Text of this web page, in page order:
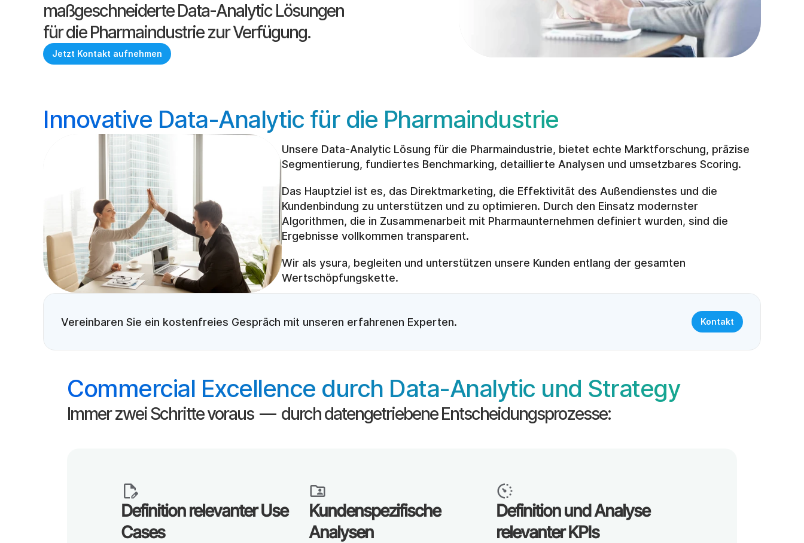
maßgeschneiderte Data-Analytic Lösungen
für die Pharmaindustrie zur Verfügung.
Jetzt Kontakt aufnehmen
Innovative Data-Analytic für die Pharmaindustrie
Unsere Data-Analytic Lösung für die Pharmaindustrie, bietet echte Marktforschung, präzise
Segmentierung, fundiertes Benchmarking, detaillierte Analysen und umsetzbares Scoring.
Das Hauptziel ist es, das Direktmarketing, die Effektivität des Außendienstes und die
Kundenbindung zu unterstützen und zu optimieren. Durch den Einsatz modernster
Algorithmen, die in Zusammenarbeit mit Pharmaunternehmen definiert wurden, sind die
Ergebnisse vollkommen transparent.
Wir als ysura, begleiten und unterstützen unsere Kunden entlang der gesamten
Wertschöpfungskette.
Vereinbaren Sie ein kostenfreies Gespräch mit unseren erfahrenen Experten. Kontakt
Commercial Excellence durch Data-Analytic und Strategy
Immer zwei Schritte voraus  —  durch datengetriebene Entscheidungsprozesse:
Definition relevanter Use
Cases
Kundenspezifische
Analysen
Definition und Analyse
relevanter KPIs